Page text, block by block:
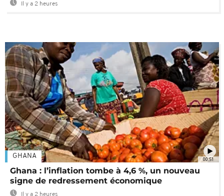
Il y a 2 heures
00:51
GHANA
Ghana : l’inflation tombe à 4,6 %, un nouveau
signe de redressement économique
Il y a 2 heures